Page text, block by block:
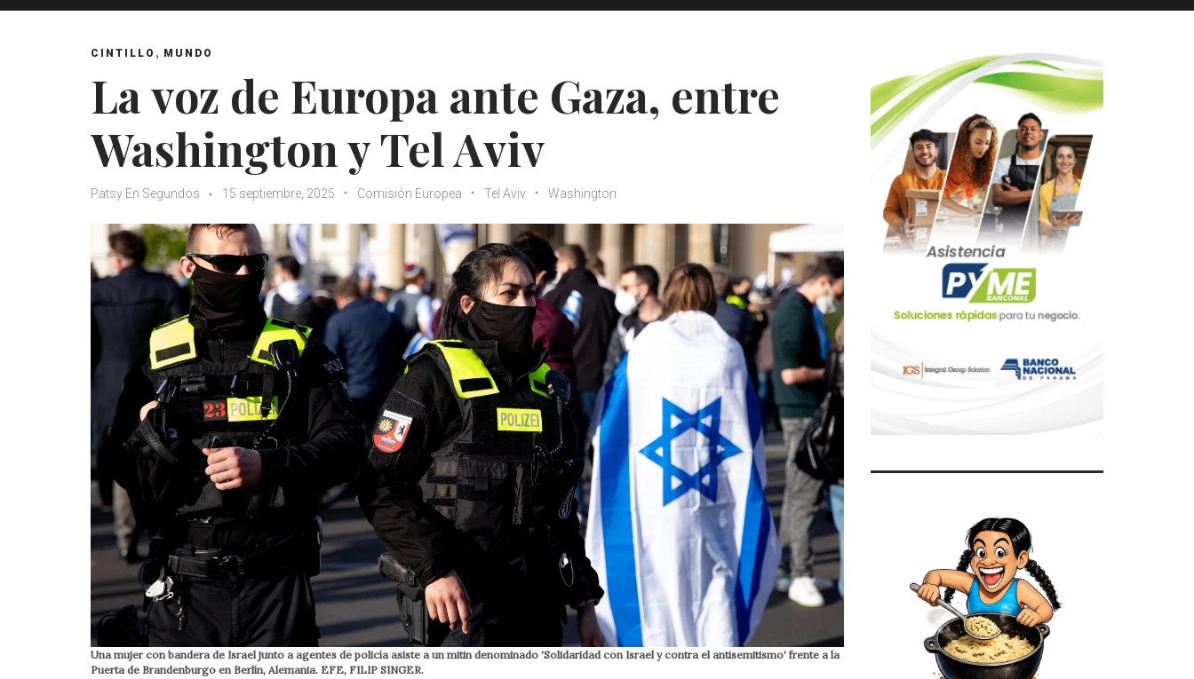
CINTILLO , MUNDO
La voz de Europa ante Gaza, entre
Washington y Tel Aviv
Patsy En Segundos 15 septiembre, 2025 Comisión Europea Tel Aviv Washington
Una mujer con bandera de Israel junto a agentes de policía asiste a un mitin denominado 'Solidaridad con Israel y contra el antisemitismo' frente a la
Puerta de Brandenburgo en Berlín, Alemania. EFE, FILIP SINGER.